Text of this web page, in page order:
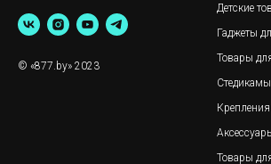
© «877.by» 2023
Детские
Гаджеты
Товары
Стедикамы
Товары